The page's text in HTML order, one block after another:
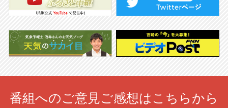
番組へのご意見ご感想はこちらから